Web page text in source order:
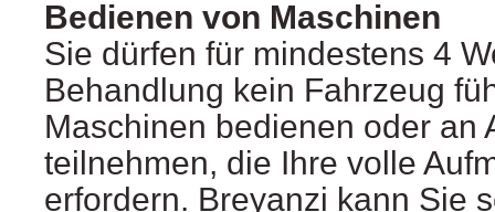
Bedienen von Maschinen
Sie dürfen für mindestens 4
Behandlung kein Fahrzeug
Maschinen bedienen oder an
teilnehmen, die Ihre volle
erfordern. Breyanzi kann Sie